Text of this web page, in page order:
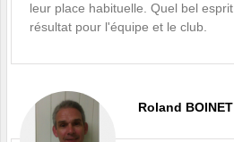
leur place habituelle. Quel bel
résultat pour l'équipe et le club.
Roland BOINET